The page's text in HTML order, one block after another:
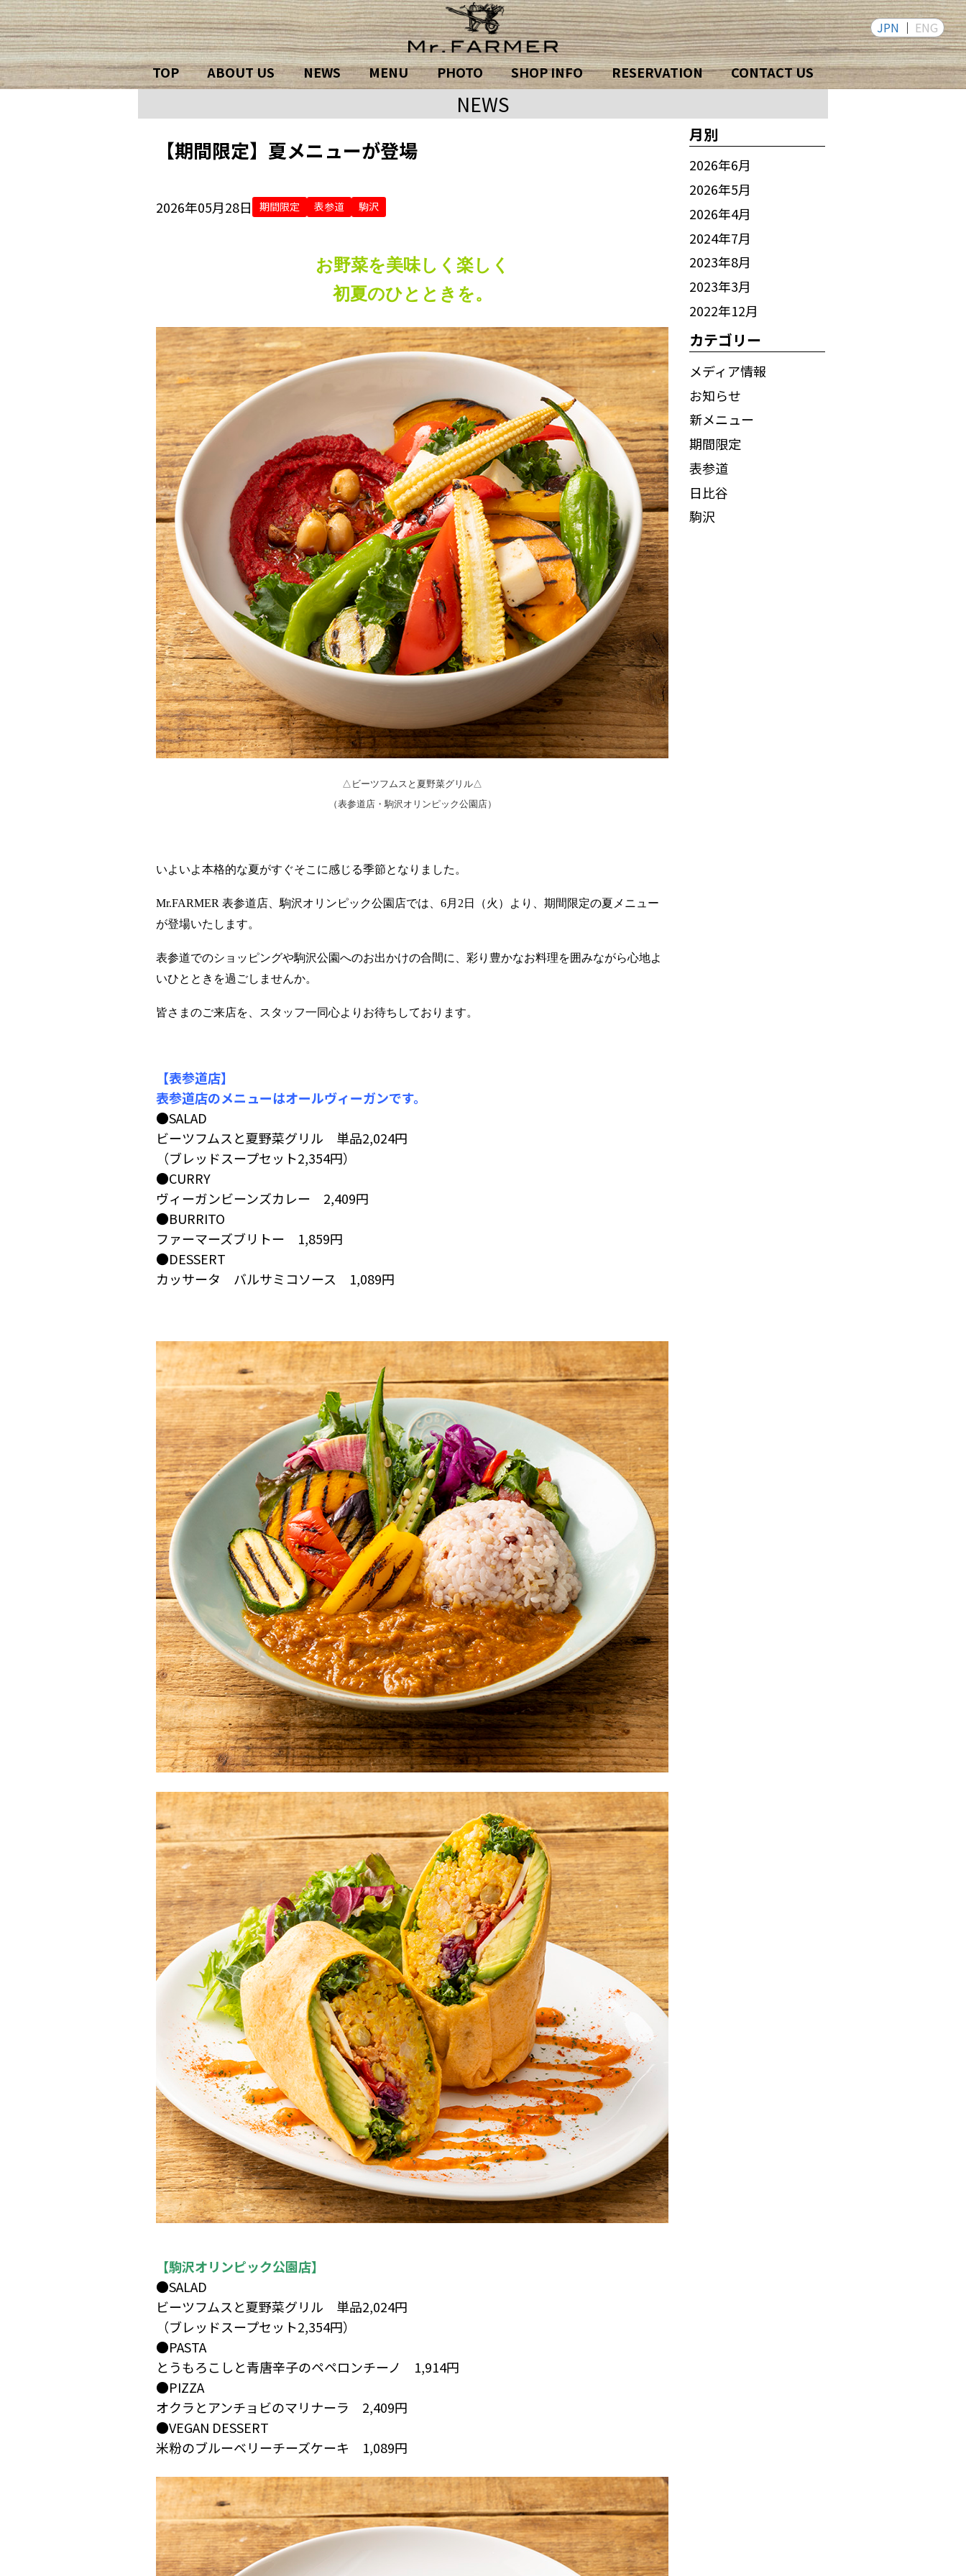
TOP ABOUT US NEWS MENU PHOTO SHOP INFO RESERVATION CONTACT US
JPN ENG
NEWS
【期間限定】夏メニューが登場
2026年05月28日 期間限定 表参道 駒沢
お野菜を美味しく楽しく
初夏のひとときを。
△ビーツフムスと夏野菜グリル△
（表参道店・駒沢オリンピック公園店）
いよいよ本格的な夏がすぐそこに感じる季節となりました。
Mr.FARMER 表参道店、駒沢オリンピック公園店では、6月2日（火）より、期間限定の夏メニュー
が登場いたします。
表参道でのショッピングや駒沢公園へのお出かけの合間に、彩り豊かなお料理を囲みながら心地よ
いひとときを過ごしませんか。
皆さまのご来店を、スタッフ一同心よりお待ちしております。
【表参道店】
表参道店のメニューはオールヴィーガンです。
●SALAD
ビーツフムスと夏野菜グリル 単品2,024円
（ブレッドスープセット2,354円）
●CURRY
ヴィーガンビーンズカレー 2,409円
●BURRITO
ファーマーズブリトー 1,859円
●DESSERT
カッサータ バルサミコソース 1,089円
【駒沢オリンピック公園店】
●SALAD
ビーツフムスと夏野菜グリル 単品2,024円
（ブレッドスープセット2,354円）
●PASTA
とうもろこしと青唐辛子のペペロンチーノ 1,914円
●PIZZA
オクラとアンチョビのマリナーラ 2,409円
●VEGAN DESSERT
米粉のブルーベリーチーズケーキ 1,089円
月別
2026年6月
2026年5月
2026年4月
2024年7月
2023年8月
2023年3月
2022年12月
カテゴリー
メディア情報
お知らせ
新メニュー
期間限定
表参道
日比谷
駒沢